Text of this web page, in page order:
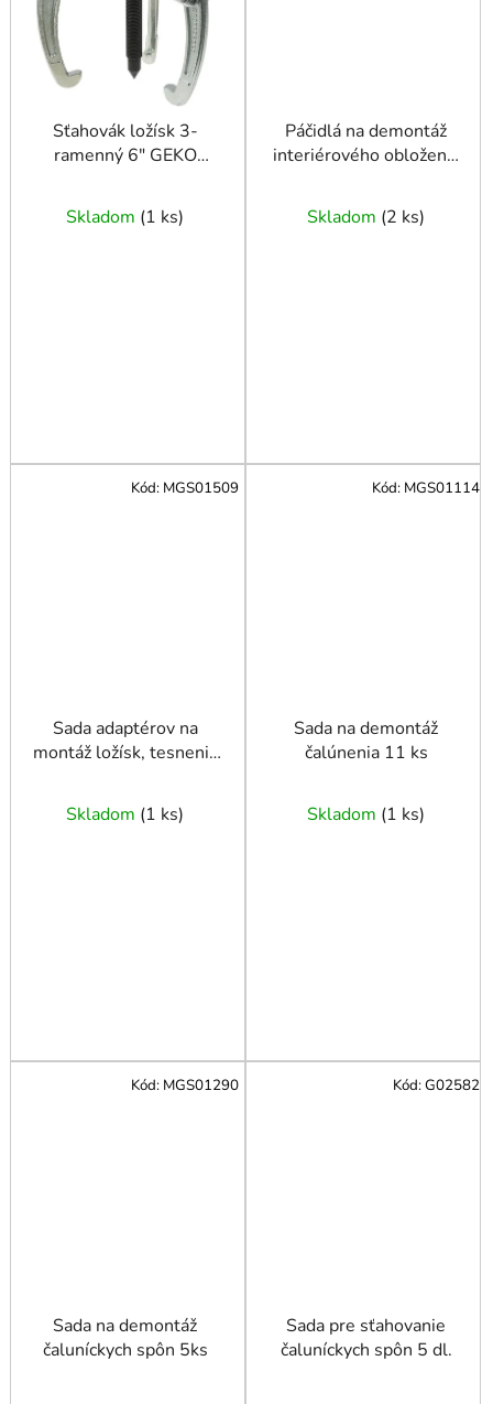
Sťahovák ložísk 3-
ramenný 6" GEKO
Skladom (1 ks)
Páčidlá na demontáž
interiérového obloženia
Skladom (2 ks)
Sada adaptérov na
montáž ložísk, tesnenia
Skladom (1 ks)
Kód: MGS01509
Sada na demontáž
čalúnenia 11 ks
Skladom (1 ks)
Kód: MGS01114
Sada na demontáž
čaluníckych spôn 5ks
Kód: MGS01290
Sada pre sťahovanie
čaluníckych spôn 5 dl.
Kód:G02582